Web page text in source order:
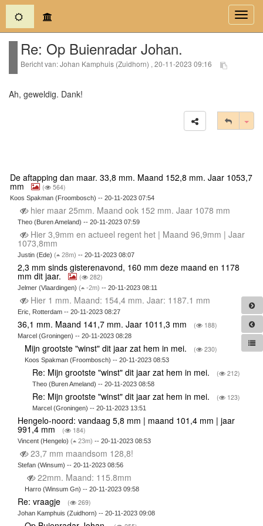
(current)
Re: Op Buienradar Johan.
Bericht van: Johan Kamphuis (Zuidhorn) , 20-11-2023 09:16
Ah, geweldig. Dank!
De aftapping dan maar. 33,8 mm. Maand 152,8 mm. Jaar 1053,7
mm ( 564)
Koos Spakman (Froombosch) -- 20-11-2023 07:54
hier maar 25mm. Maand ook 152 mm. Jaar 1078 mm
Theo (Buren Ameland) -- 20-11-2023 07:59
Hier 3,9mm en actueel regent het | Maand 96,9mm | Jaar
1073,8mm
Justin (Ede) ( 28m) -- 20-11-2023 08:07
2,3 mm sinds gisterenavond, 160 mm deze maand en 1178
mm dit jaar. ( 282)
Jelmer (Vlaardingen) ( -2m) -- 20-11-2023 08:11
Hier 1 mm. Maand: 154,4 mm. Jaar: 1187.1 mm
Eric, Rotterdam -- 20-11-2023 08:27
36,1 mm. Maand 141,7 mm. Jaar 1011,3 mm ( 188)
Marcel (Groningen) -- 20-11-2023 08:28
Mijn grootste "winst" dit jaar zat hem in mei. ( 230)
Koos Spakman (Froombosch) -- 20-11-2023 08:53
Re: Mijn grootste "winst" dit jaar zat hem in mei. ( 212)
Theo (Buren Ameland) -- 20-11-2023 08:58
Re: Mijn grootste "winst" dit jaar zat hem in mei. ( 123)
Marcel (Groningen) -- 20-11-2023 13:51
Hengelo-noord: vandaag 5,8 mm | maand 101,4 mm | jaar
991,4 mm ( 184)
Vincent (Hengelo) ( 23m) -- 20-11-2023 08:53
23,7 mm maandsom 128,8!
Stefan (Winsum) -- 20-11-2023 08:56
22mm. Maand: 115.8mm
Harro (Winsum Gn) -- 20-11-2023 09:58
Re: vraagje ( 269)
Johan Kamphuis (Zuidhorn) -- 20-11-2023 09:08